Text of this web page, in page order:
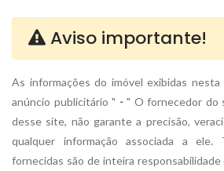
Aviso importante!
As informações do imóvel exibidas
anúncio publicitário " - " O fornecedor do
desse site, não garante a precisão,
qualquer informação associada a ele.
fornecidas são de inteira